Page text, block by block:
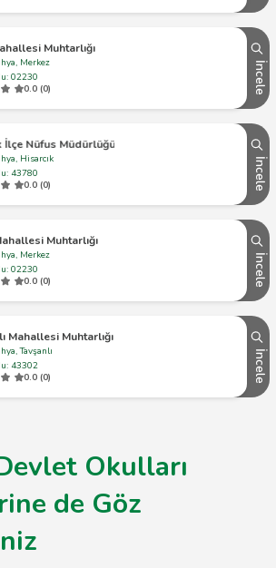
Muhtarlığı
Merkez
02230
0.0 (0)
İncele
İlçe Nüfus Müdürlüğü
Hisarcık
43780
0.0 (0)
İncele
Muhtarlığı
Merkez
02230
0.0 (0)
İncele
Mahallesi Muhtarlığı
Tavşanlı
43302
0.0 (0)
İncele
Okulları
de Göz